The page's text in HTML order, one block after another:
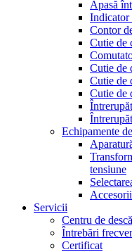
Apasă
Contor
Cutie de
Cutie de
Cutie de
Cutie de
Echipamente
tensiune
Servicii
Centru de
Întrebări
Certificat